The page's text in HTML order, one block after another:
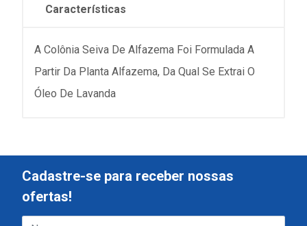
Características
A Colônia Seiva De Alfazema Foi Formulada A
Partir Da Planta Alfazema, Da Qual Se Extrai O
Óleo De Lavanda
Cadastre-se para receber nossas
ofertas!